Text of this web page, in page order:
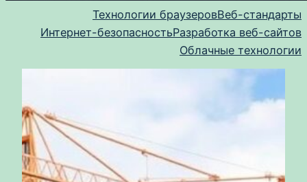
Технологии браузеровВеб-стандарты
Интернет-безопасностьРазработка веб-сайтов
Облачные технологии